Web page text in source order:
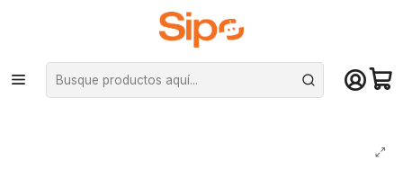
¡Compra hasta mediodía y recibe hoy! De lunes a sábado en el gran
Santiago. Envío gratis desde $29.990
Inicio Componentes PC Placas Madre Intel LGA 1200
Placa Madre Gigabyte H410M H V3 (LGA1200, DDR4 2133/2933MHz, M.2,
MicroATX) - In